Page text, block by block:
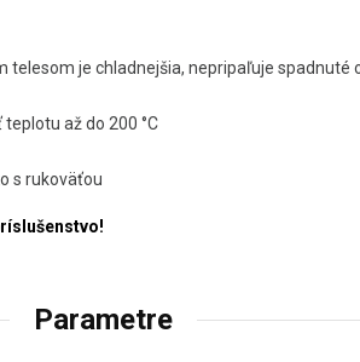
telesom je chladnejšia, nepripaľuje spadnuté
až do 200 °C
s rukoväťou
Parametre